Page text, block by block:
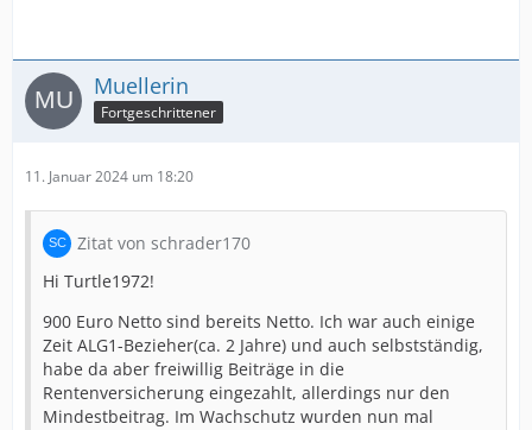
Muellerin
Fortgeschrittener
11. Januar 2024 um 18:20
Zitat von schrader170
Hi Turtle1972!
900 Euro Netto sind bereits Netto. Ich war auch einige
Zeit ALG1-Bezieher(ca. 2 Jahre) und auch selbstständig,
habe da aber freiwillig Beiträge in die
Rentenversicherung eingezahlt, allerdings nur den
Mindestbeitrag. Im Wachschutz wurden nun mal